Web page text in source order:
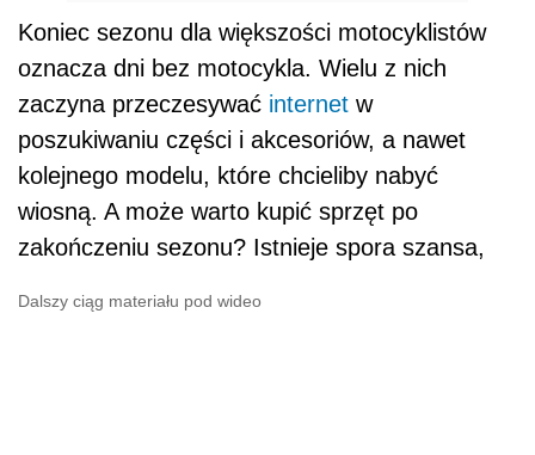
Koniec sezonu dla większości motocyklistów
oznacza dni bez motocykla. Wielu z nich
zaczyna przeczesywać internet w
poszukiwaniu części i akcesoriów, a nawet
kolejnego modelu, które chcieliby nabyć
wiosną. A może warto kupić sprzęt po
zakończeniu sezonu? Istnieje spora szansa,
Dalszy ciąg materiału pod wideo